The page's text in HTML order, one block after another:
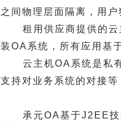
之间物理层面隔离，用户
租用供应商提供的
装OA系统，所有应用基
云主机OA系统是私
支持对业务系统的对接
承元OA基于J2EE